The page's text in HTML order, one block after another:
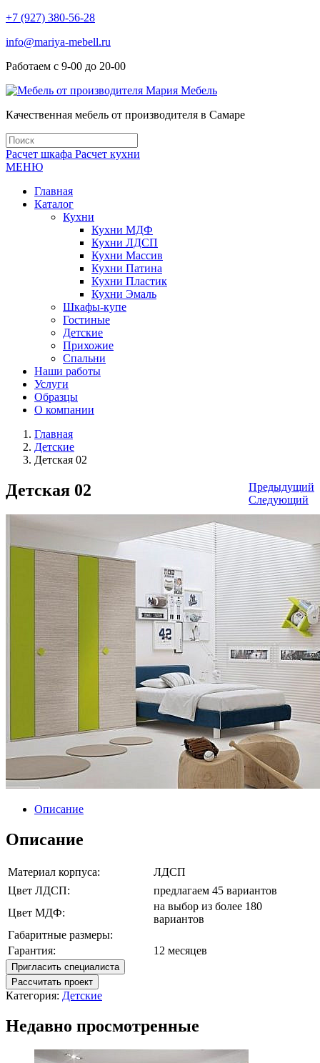
+7 (927) 380-56-28
info@mariya-mebell.ru
Работаем с 9-00 до 20-00
Качественная мебель от производителя в Самаре
Расчет шкафа Расчет кухни
МЕНЮ
Главная
Каталог
Кухни
Кухни МДФ
Кухни ЛДСП
Кухни Массив
Кухни Патина
Кухни Пластик
Кухни Эмаль
Шкафы-купе
Гостиные
Детские
Прихожие
Спальни
Наши работы
Услуги
Образцы
О компании
Главная
Детские
Детская 02
Предыдущий
Следующий
Детская 02
Описание
Описание
Материал корпуса:
ЛДСП
Цвет ЛДСП:
предлагаем 45 вариантов
Цвет МДФ:
на выбор из более 180
вариантов
Габаритные размеры:
Гарантия:
12 месяцев
Пригласить специалиста
Рассчитать проект
Категория: Детские
Недавно просмотренные